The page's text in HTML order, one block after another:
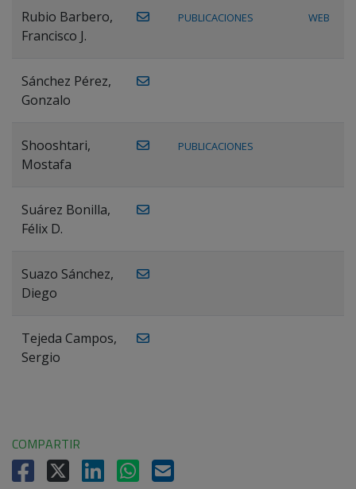
Rubio Barbero,
Francisco J.
PUBLICACIONES WEB
Sánchez Pérez,
Gonzalo
Shooshtari,
Mostafa
PUBLICACIONES
Suárez Bonilla,
Félix D.
Suazo Sánchez,
Diego
Tejeda Campos,
Sergio
COMPARTIR